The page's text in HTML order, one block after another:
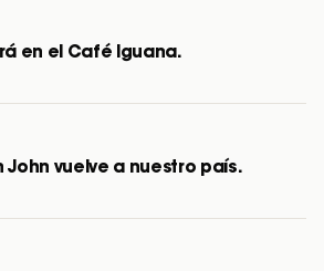
en el Café Iguana.
John vuelve a nuestro país.